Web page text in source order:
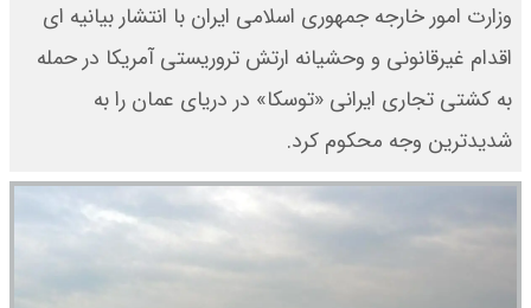
وزارت امور خارجه جمهوری اسلامی ایران با انتشار بیانیه ای
اقدام غیرقانونی و وحشیانه ارتش تروریستی آمریکا در حمله
به کشتی تجاری ایرانی «توسکا» در دریای عمان را به
شدیدترین وجه محکوم کرد.